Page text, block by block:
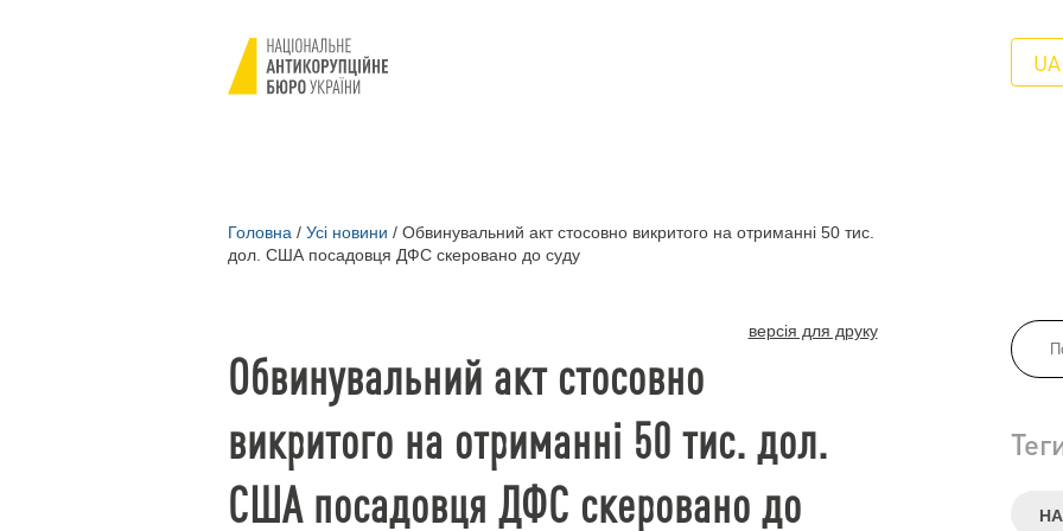
UA
Головна / Усі новини / Обвинувальний акт стосовно викритого на отриманні 50 тис.
дол. США посадовця ДФС скеровано до суду
версія для друку
Обвинувальний акт стосовно
викритого на отриманні 50 тис. дол.
США посадовця ДФС скеровано до